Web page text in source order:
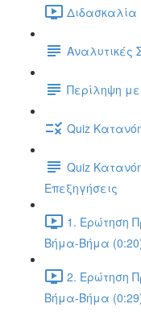
Διδασκαλία
Αναλυτικές
Περίληψη
Quiz
Quiz
Επεξηγήσεις
1. Ερώτηση
Βήμα-Βήμα
2. Ερώτηση
Βήμα-Βήμα